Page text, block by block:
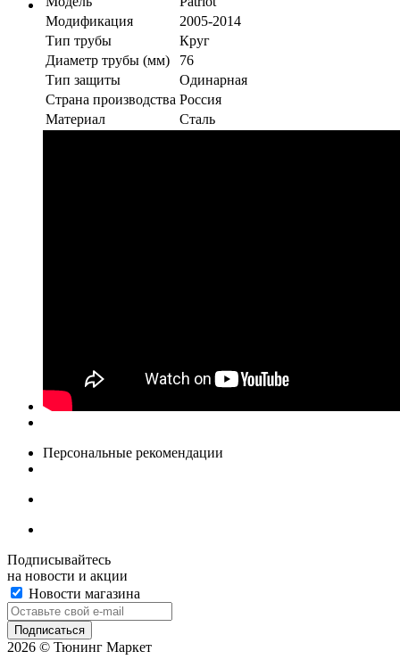
Модификация
2005-2014
Тип трубы
Круг
Диаметр трубы (мм)
76
Тип защиты
Одинарная
Страна производства Россия
Материал
Сталь
Персональные рекомендации
Подписывайтесь
на новости и акции
Новости магазина
2026 © Тюнинг Маркет